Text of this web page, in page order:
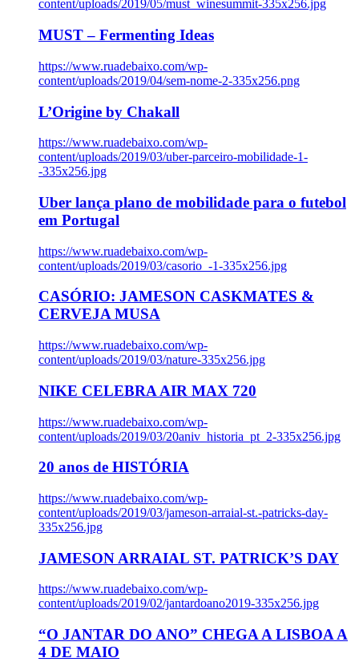
content/uploads/2019/05/must_winesummit-335x256.jpg
MUST – Fermenting Ideas
https://www.ruadebaixo.com/wp-
content/uploads/2019/04/sem-nome-2-335x256.png
L’Origine by Chakall
https://www.ruadebaixo.com/wp-
content/uploads/2019/03/uber-parceiro-mobilidade-1-
-335x256.jpg
Uber lança plano de mobilidade para o futebol
em Portugal
https://www.ruadebaixo.com/wp-
content/uploads/2019/03/casorio_-1-335x256.jpg
CASÓRIO: JAMESON CASKMATES &
CERVEJA MUSA
https://www.ruadebaixo.com/wp-
content/uploads/2019/03/nature-335x256.jpg
NIKE CELEBRA AIR MAX 720
https://www.ruadebaixo.com/wp-
content/uploads/2019/03/20aniv_historia_pt_2-335x256.jpg
20 anos de HISTÓRIA
https://www.ruadebaixo.com/wp-
content/uploads/2019/03/jameson-arraial-st.-patricks-day-
335x256.jpg
JAMESON ARRAIAL ST. PATRICK’S DAY
https://www.ruadebaixo.com/wp-
content/uploads/2019/02/jantardoano2019-335x256.jpg
“O JANTAR DO ANO” CHEGA A LISBOA A
4 DE MAIO